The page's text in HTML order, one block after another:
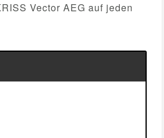
Vector AEG auf jeden